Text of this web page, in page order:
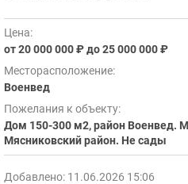
Цена:
от 20 000 000 ₽ до 25 000 000 ₽
Месторасположение:
Военвед
Пожелания к объекту:
Дом 150-300 м2, район Военвед.
Мясниковский район. Не сады
Добавлено: 11.06.2026 15:06